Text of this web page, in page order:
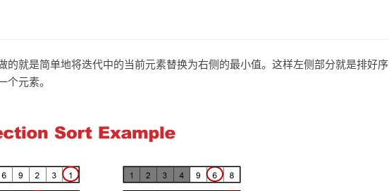
的就是简单地将迭代中的当前元素替换为右侧的最小值。这样左侧部分就是排好序
元素。